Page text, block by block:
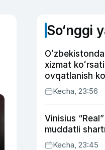
So‘nggi
xizmat
ovqatlanish
soliq toʻlagani
Kecha, 23:56
Vinisius
muddatli
Kecha, 23:45